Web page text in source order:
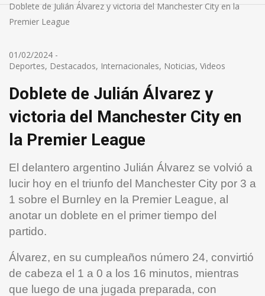
Doblete de Julián Álvarez y victoria del Manchester City en la
Premier League
01/02/2024 -
Deportes, Destacados, Internacionales, Noticias, Videos
Doblete de Julián Álvarez y
victoria del Manchester City en
la Premier League
El delantero argentino Julián Álvarez se volvió a
lucir hoy en el triunfo del Manchester City por 3 a
1 sobre el Burnley en la Premier League, al
anotar un doblete en el primer tiempo del
partido.
Álvarez, en su cumpleaños número 24, convirtió
de cabeza el 1 a 0 a los 16 minutos, mientras
que luego de una jugada preparada, con